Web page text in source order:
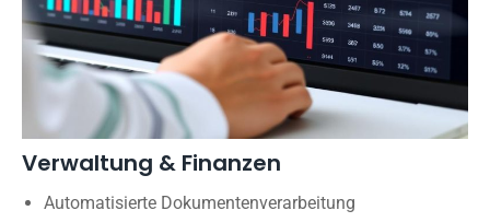
Verwaltung & Finanzen
Automatisierte Dokumentenverarbeitung